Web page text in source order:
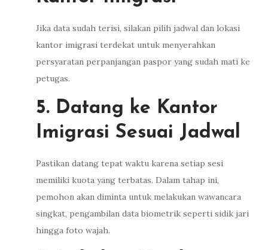
Jika data sudah terisi, silakan pilih jadwal dan lokasi
kantor imigrasi terdekat untuk menyerahkan
persyaratan perpanjangan paspor yang sudah mati ke
petugas.
5. Datang ke Kantor
Imigrasi Sesuai Jadwal
Pastikan datang tepat waktu karena setiap sesi
memiliki kuota yang terbatas. Dalam tahap ini,
pemohon akan diminta untuk melakukan wawancara
singkat, pengambilan data biometrik seperti sidik jari
hingga foto wajah.